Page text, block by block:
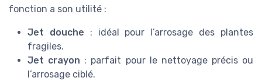
fonction a son utilité :
Jet douche : idéal pour l’arrosage des plantes
fragiles.
Jet crayon : parfait pour le nettoyage précis ou
l’arrosage ciblé.